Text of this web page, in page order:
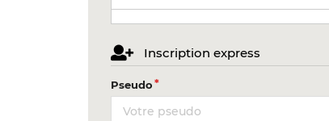
Inscription express
Pseudo